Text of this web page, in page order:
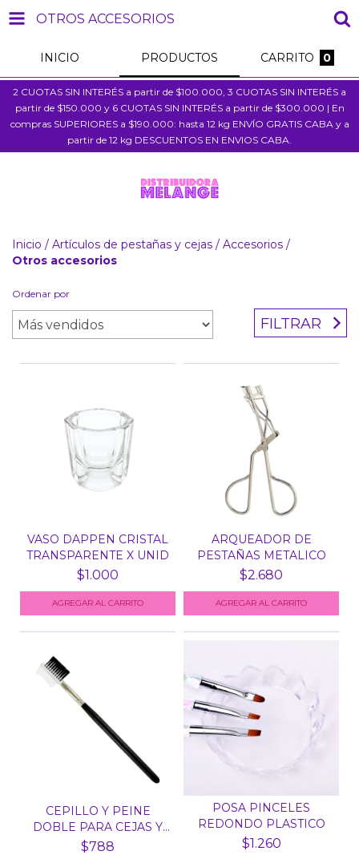
OTROS ACCESORIOS
INICIO PRODUCTOS CARRITO 0
2 CUOTAS SIN INTERÉS a partir de $100.000, 3 CUOTAS SIN INTERÉS a
partir de $150.000 y 6 CUOTAS SIN INTERÉS a partir de $300.000 | En
compras SUPERIORES a $190.000: hasta 12 kg ENVÍO GRATIS CABA y a
partir de 12 kg DESCUENTOS EN ENVIOS CABA.
Inicio / Artículos de pestañas y cejas / Accesorios /
Otros accesorios
Ordenar por
FILTRAR
VASO DAPPEN CRISTAL
TRANSPARENTE X UNID
$1.000
ARQUEADOR DE
PESTAÑAS METALICO
$2.680
CEPILLO Y PEINE
DOBLE PARA CEJAS Y
PESTA...
$788
POSA PINCELES
REDONDO PLASTICO
$1.260